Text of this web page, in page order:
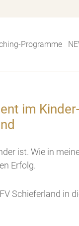
Programme
im
ist. Wie in
Erfolg.
Schieferland in